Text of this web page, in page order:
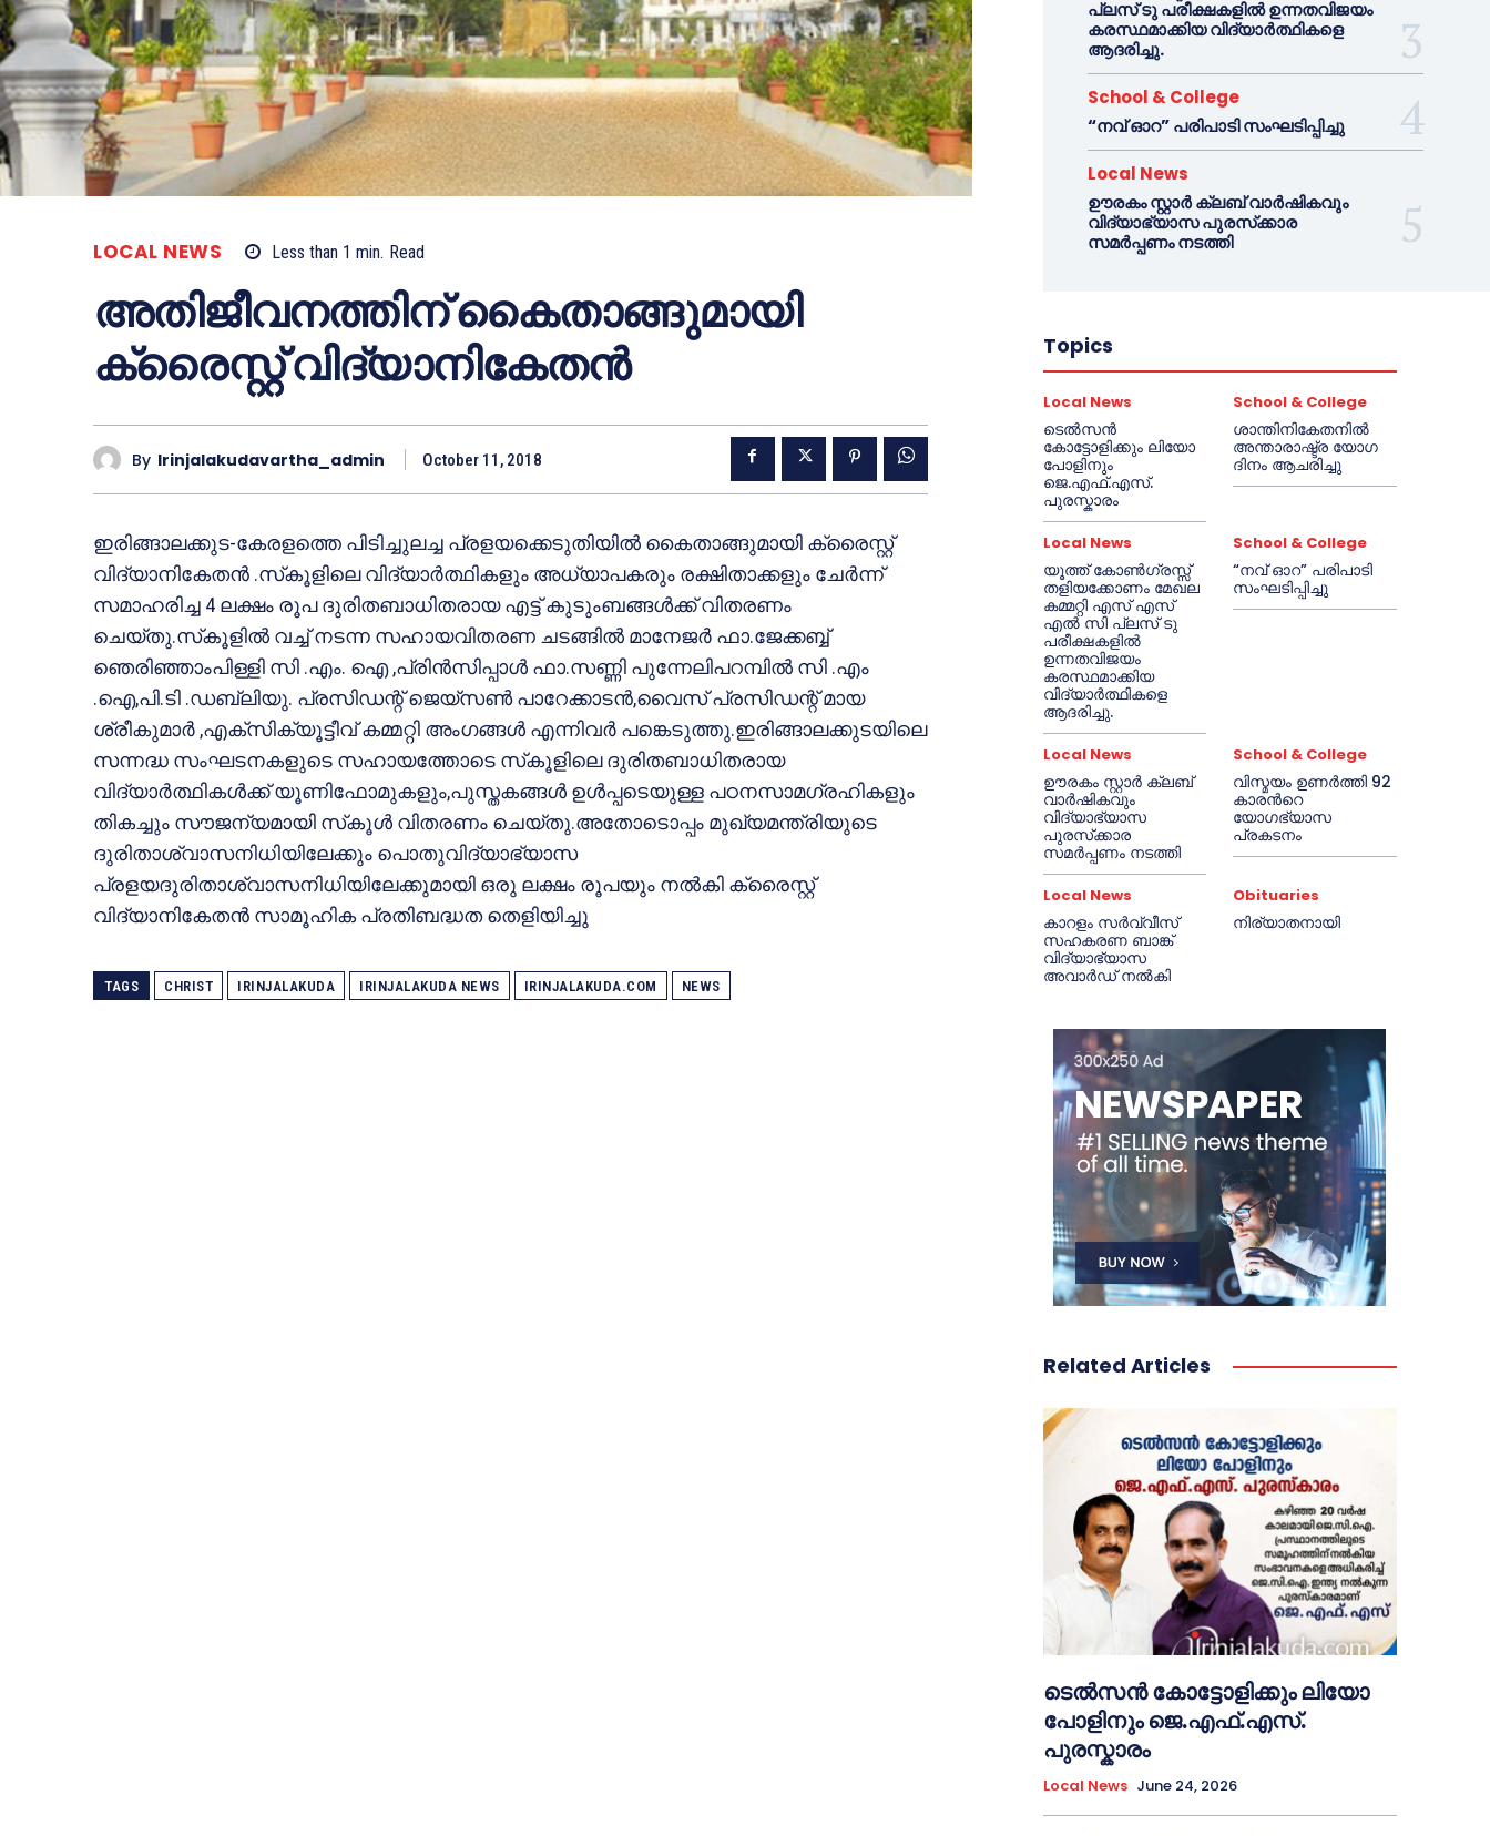
LOCAL NEWS Less than 1 min. Read
അതിജീവനത്തിന് കൈതാങ്ങുമായി
ക്രൈസ്റ്റ് വിദ്യാനികേതന്‍
By Irinjalakudavartha_admin October 11, 2018
ഇരിങ്ങാലക്കുട-കേരളത്തെ പിടിച്ചുലച്ച പ്രളയക്കെടുതിയില്‍ കൈതാങ്ങുമായി ക്രൈസ്റ്റ്
വിദ്യാനികേതന്‍ .സ്‌കൂളിലെ വിദ്യാര്‍ത്ഥികളും അധ്യാപകരും രക്ഷിതാക്കളും ചേര്‍ന്ന്
സമാഹരിച്ച 4 ലക്ഷം രൂപ ദുരിതബാധിതരായ എട്ട് കുടുംബങ്ങള്‍ക്ക് വിതരണം
ചെയ്തു.സ്‌കൂളില്‍ വച്ച് നടന്ന സഹായവിതരണ ചടങ്ങില്‍ മാനേജര്‍ ഫാ.ജേക്കബ്ബ്
ഞെരിഞ്ഞാംപിള്ളി സി .എം. ഐ ,പ്രിന്‍സിപ്പാള്‍ ഫാ.സണ്ണി പുന്നേലിപറമ്പില്‍ സി .എം
.ഐ,പി.ടി .ഡബ്ലിയു. പ്രസിഡന്റ് ജെയ്‌സണ്‍ പാറേക്കാടന്‍,വൈസ് പ്രസിഡന്റ് മായ
ശ്രീകുമാര്‍ ,എക്‌സിക്യൂട്ടീവ് കമ്മറ്റി അംഗങ്ങള്‍ എന്നിവര്‍ പങ്കെടുത്തു.ഇരിങ്ങാലക്കുടയിലെ
സന്നദ്ധ സംഘടനകളുടെ സഹായത്തോടെ സ്‌കൂളിലെ ദുരിതബാധിതരായ
വിദ്യാര്‍ത്ഥികള്‍ക്ക് യൂണിഫോമുകളും,പുസ്തകങ്ങള്‍ ഉള്‍പ്പടെയുള്ള പഠനസാമഗ്രഹികളും
തികച്ചും സൗജന്യമായി സ്‌കൂള്‍ വിതരണം ചെയ്തു.അതോടൊപ്പം മുഖ്യമന്ത്രിയുടെ
ദുരിതാശ്വാസനിധിയിലേക്കും പൊതുവിദ്യാഭ്യാസ
പ്രളയദുരിതാശ്വാസനിധിയിലേക്കുമായി ഒരു ലക്ഷം രൂപയും നല്‍കി ക്രൈസ്റ്റ്
വിദ്യാനികേതന്‍ സാമൂഹിക പ്രതിബദ്ധത തെളിയിച്ചു
TAGS CHRIST IRINJALAKUDA IRINJALAKUDA NEWS IRINJALAKUDA.COM NEWS
പ്ലസ് ടു പരീക്ഷകളിൽ ഉന്നതവിജയം
കരസ്ഥമാക്കിയ വിദ്യാർത്ഥികളെ
ആദരിച്ചു.
School & College
“നവ് ഓറ” പരിപാടി സംഘടിപ്പിച്ചു
Local News
ഊരകം സ്റ്റാർ ക്ലബ് വാർഷികവും
വിദ്യാഭ്യാസ പുരസ്‌ക്കാര
സമർപ്പണം നടത്തി
Topics
Local News
ടെൽസൻ
കോട്ടോളിക്കും ലിയോ
പോളിനും
ജെ.എഫ്.എസ്.
പുരസ്കാരം
School & College
ശാന്തിനികേതനിൽ
അന്താരാഷ്ട്ര യോഗ
ദിനം ആചരിച്ചു
Local News
യൂത്ത് കോൺഗ്രസ്സ്
തളിയക്കോണം മേഖല
കമ്മറ്റി എസ് എസ്
എൽ സി പ്ലസ് ടു
പരീക്ഷകളിൽ
ഉന്നതവിജയം
കരസ്ഥമാക്കിയ
വിദ്യാർത്ഥികളെ
ആദരിച്ചു.
School & College
“നവ് ഓറ” പരിപാടി
സംഘടിപ്പിച്ചു
Local News
ഊരകം സ്റ്റാർ ക്ലബ്
വാർഷികവും
വിദ്യാഭ്യാസ
പുരസ്‌ക്കാര
സമർപ്പണം നടത്തി
School & College
വിസ്മയം ഉണർത്തി 92
കാരൻറെ
യോഗഭ്യാസ
പ്രകടനം
Local News
കാറളം സർവ്വീസ്
സഹകരണ ബാങ്ക്
വിദ്യാഭ്യാസ
അവാർഡ് നൽകി
Obituaries
നിര്യാതനായി
Related Articles
ടെൽസൻ കോട്ടോളിക്കും ലിയോ
പോളിനും ജെ.എഫ്.എസ്.
പുരസ്കാരം
Local News June 24, 2026